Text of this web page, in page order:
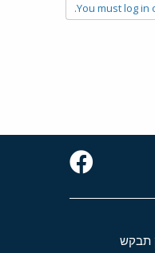
You must log in
תבקש